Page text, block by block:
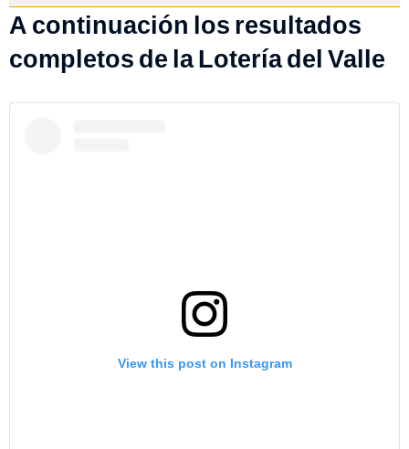
A continuación los resultados
completos de la Lotería del Valle
View this post on Instagram